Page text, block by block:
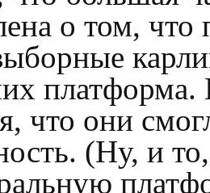
о том, что
что они
(Ну, и